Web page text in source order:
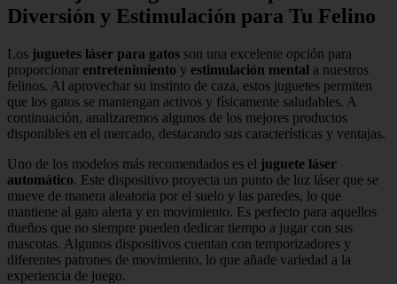
Diversión y Estimulación para Tu Felino
Los juguetes láser para gatos son una excelente opción para
proporcionar entretenimiento y estimulación mental a nuestros
felinos. Al aprovechar su instinto de caza, estos juguetes permiten
que los gatos se mantengan activos y físicamente saludables. A
continuación, analizaremos algunos de los mejores productos
disponibles en el mercado, destacando sus características y ventajas.
Uno de los modelos más recomendados es el juguete láser
automático. Este dispositivo proyecta un punto de luz láser que se
mueve de manera aleatoria por el suelo y las paredes, lo que
mantiene al gato alerta y en movimiento. Es perfecto para aquellos
dueños que no siempre pueden dedicar tiempo a jugar con sus
mascotas. Algunos dispositivos cuentan con temporizadores y
diferentes patrones de movimiento, lo que añade variedad a la
experiencia de juego.